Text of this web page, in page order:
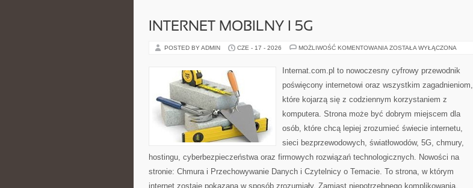
INTERNET MOBILNY I 5G
POSTED BY ADMIN CZE - 17 - 2026 MOŻLIWOŚĆ KOMENTOWANIA INTERNET
ZOSTAŁA WYŁĄCZONA
Internat.com.pl to nowoczesny cyfrowy przewodnik
poświęcony internetowi oraz wszystkim zagadnieniom,
które kojarzą się z codziennym korzystaniem z
komputera. Strona może być dobrym miejscem dla
osób, które chcą lepiej zrozumieć świecie internetu,
sieci bezprzewodowych, światłowodów, 5G, chmury,
hostingu, cyberbezpieczeństwa oraz firmowych rozwiązań technologicznych. Nowości na
stronie: Chmura i Przechowywanie Danych i Czytelnicy o Temacie. To strona, w którym
internet zostaje pokazana w sposób zrozumiały. Zamiast niepotrzebnego komplikowania,